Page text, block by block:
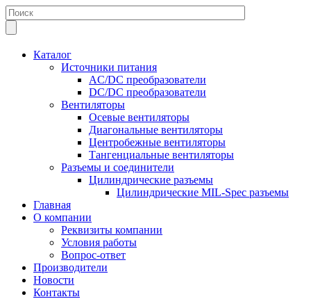
Каталог
Источники питания
AC/DC преобразователи
DC/DC преобразователи
Вентиляторы
Осевые вентиляторы
Диагональные вентиляторы
Центробежные вентиляторы
Тангенциальные вентиляторы
Разъемы и соединители
Цилиндрические разъемы
Цилиндрические MIL-Spec разъемы
Главная
О компании
Реквизиты компании
Условия работы
Вопрос-ответ
Производители
Новости
Контакты